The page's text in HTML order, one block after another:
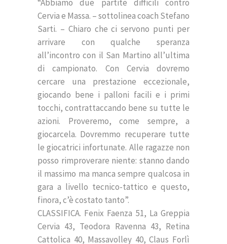
“Abbiamo due partite difficili contro
Cervia e Massa. – sottolinea coach Stefano
Sarti. – Chiaro che ci servono punti per
arrivare con qualche speranza
all’incontro con il San Martino all’ultima
di campionato. Con Cervia dovremo
cercare una prestazione eccezionale,
giocando bene i palloni facili e i primi
tocchi, contrattaccando bene su tutte le
azioni. Proveremo, come sempre, a
giocarcela. Dovremmo recuperare tutte
le giocatrici infortunate. Alle ragazze non
posso rimproverare niente: stanno dando
il massimo ma manca sempre qualcosa in
gara a livello tecnico-tattico e questo,
finora, c’è costato tanto”.
CLASSIFICA. Fenix Faenza 51, La Greppia
Cervia 43, Teodora Ravenna 43, Retina
Cattolica 40, Massavolley 40, Claus Forlì